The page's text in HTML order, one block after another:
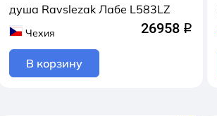
душа Ravslezak Лабе L583LZ
Чехия 26958 q
В корзину